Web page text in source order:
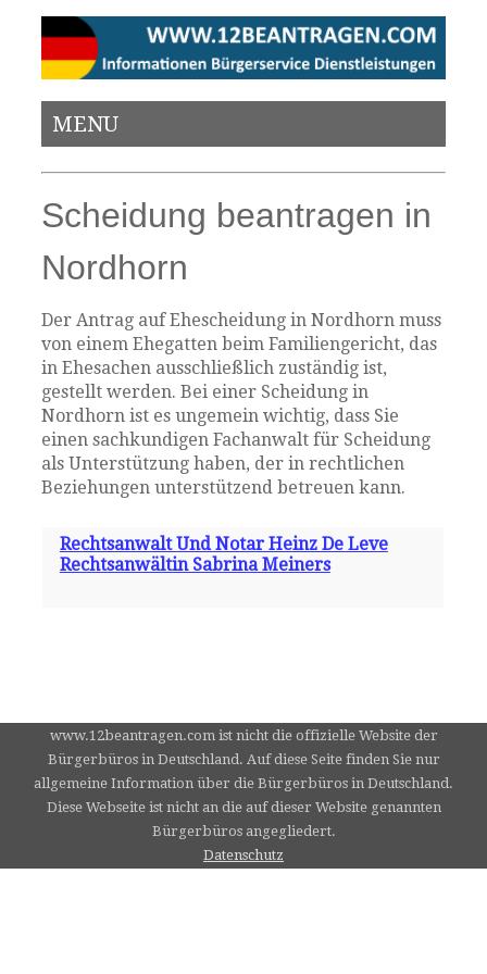
MENU
Scheidung beantragen in
Nordhorn
Der Antrag auf Ehescheidung in Nordhorn muss
von einem Ehegatten beim Familiengericht, das
in Ehesachen ausschließlich zuständig ist,
gestellt werden. Bei einer Scheidung in
Nordhorn ist es ungemein wichtig, dass Sie
einen sachkundigen Fachanwalt für Scheidung
als Unterstützung haben, der in rechtlichen
Beziehungen unterstützend betreuen kann.
Rechtsanwalt Und Notar Heinz De Leve
Rechtsanwältin Sabrina Meiners
www.12beantragen.com ist nicht die offizielle Website der
Bürgerbüros in Deutschland. Auf diese Seite finden Sie nur
allgemeine Information über die Bürgerbüros in Deutschland.
Diese Webseite ist nicht an die auf dieser Website genannten
Bürgerbüros angegliedert.
Datenschutz